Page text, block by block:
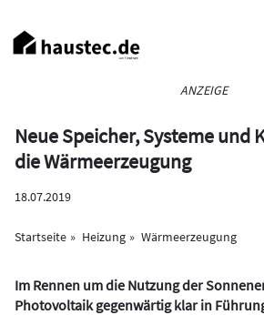
zum
Inhalt
ANZEIGE
Neue Speicher, Systeme und
die Wärmeerzeugung
18.07.2019
Startseite Heizung Wärmeerzeugung
Im Rennen um die Nutzung der
Photovoltaik gegenwärtig klar in